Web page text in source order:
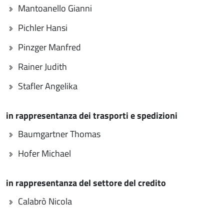
Mantoanello Gianni
Pichler Hansi
Pinzger Manfred
Rainer Judith
Stafler Angelika
in rappresentanza dei trasporti e spedizioni
Baumgartner Thomas
Hofer Michael
in rappresentanza del settore del credito
Calabrò Nicola